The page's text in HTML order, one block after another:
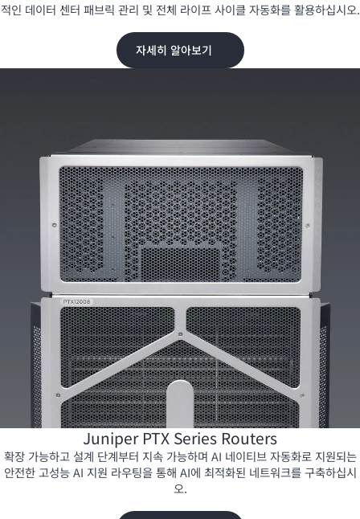
적인 데이터 센터 패브릭 관리 및 전체 라이프 사이클 자동화를 활용하십시오.
자세히 알아보기
Juniper PTX Series Routers
확장 가능하고 설계 단계부터 지속 가능하며 AI 네이티브 자동화로 지원되는
안전한 고성능 AI 지원 라우팅을 통해 AI에 최적화된 네트워크를 구축하십시
오.